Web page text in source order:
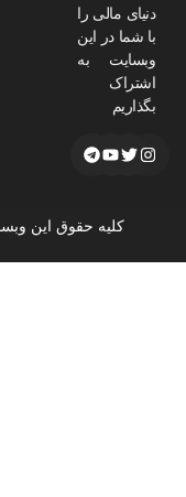
دنیای مالی را
با شما در این
وبسایت به
اشتراک
بگذاریم
کلیه حقوق این